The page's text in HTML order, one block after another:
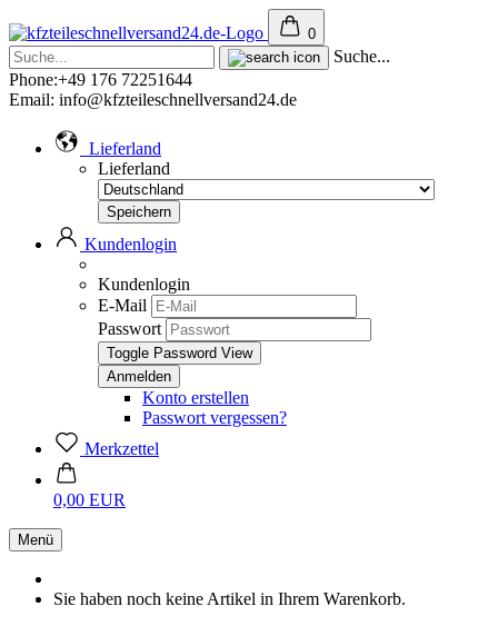
0
Suche...
Phone:+49 176 72251644
Email: info@kfzteileschnellversand24.de
Lieferland
Lieferland
Kundenlogin
Kundenlogin
E-Mail
Passwort
Toggle Password View
Konto erstellen
Passwort vergessen?
Merkzettel
0,00 EUR
Menü
Sie haben noch keine Artikel in Ihrem Warenkorb.